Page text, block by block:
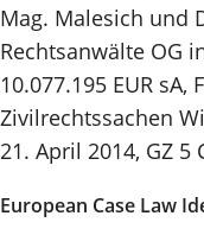
Mag. Malesich und
Rechtsanwälte OG
10.077.195 EUR
Zivilrechtssachen
21. April 2014, GZ
European Case Law